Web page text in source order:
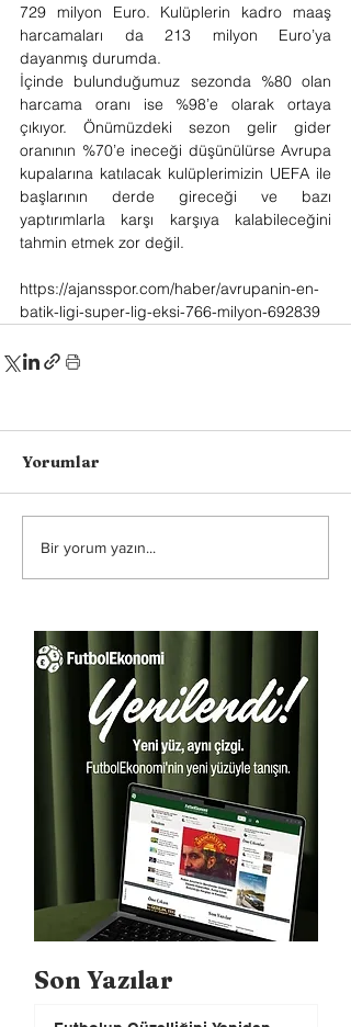
729 milyon Euro. Kulüplerin kadro maaş
harcamaları da 213 milyon Euro’ya
dayanmış durumda.
İçinde bulunduğumuz sezonda %80 olan
harcama oranı ise %98’e olarak ortaya
çıkıyor. Önümüzdeki sezon gelir gider
oranının %70’e ineceği düşünülürse Avrupa
kupalarına katılacak kulüplerimizin UEFA ile
başlarının derde gireceği ve bazı
yaptırımlarla karşı karşıya kalabileceğini
tahmin etmek zor değil.
https://ajansspor.com/haber/avrupanin-en-
batik-ligi-super-lig-eksi-766-milyon-692839
Yorumlar
Bir yorum yazın...
Son Yazılar